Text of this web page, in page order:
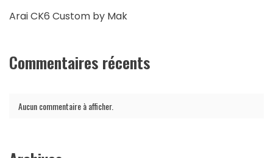
Arai CK6 Custom by Mak
Commentaires récents
Aucun commentaire à afficher.